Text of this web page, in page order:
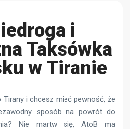
i
Taksówka
w Tiranie
Tirany i chcesz mieć pewność, że
sposób na powrót do
Nie martw się, AtoB ma